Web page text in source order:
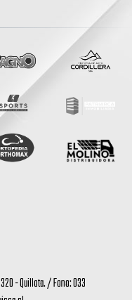
320 - Quillota. / Fono: 033